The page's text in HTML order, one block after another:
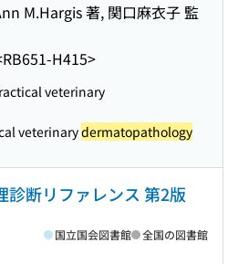
M.Hargis 著, 関口麻衣子 監
H415>
veterinary
veterinarydermatopathology
診断リファレンス 第2版
国立国会図書館 全国の図書館